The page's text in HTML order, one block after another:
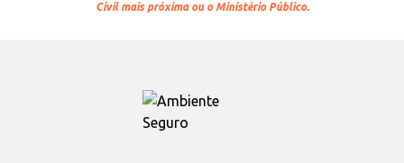
Civil mais próxima ou o Ministério Público.